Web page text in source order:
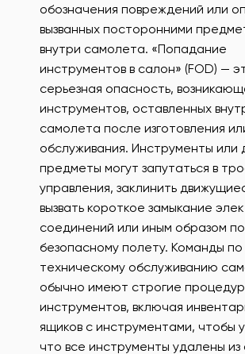
обозначения повреждений или
вызванных посторонними
внутри самолета. «Попадание
инструментов в салон» (FOD) —
серьезная опасность,
инструментов, оставленных
самолета после изготовления
обслуживания. Инструменты или
предметы могут запутаться в
управления, заклинить
вызвать короткое замыкание
соединений или иным образом
безопасному полету. Команды по
техническому обслуживанию
обычно имеют строгие
инструментов, включая
ящиков с инструментами, чтобы
что все инструменты удалены